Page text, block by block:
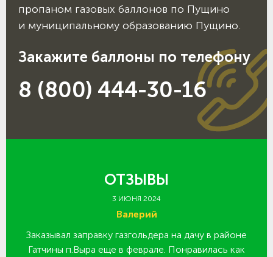
пропаном газовых баллонов по Пущино
и муниципальному образованию Пущино.
Закажите баллоны по телефону
8 (800) 444-30-16
ОТЗЫВЫ
3 ИЮНЯ 2024
Валерий
Заказывал заправку газгольдера на дачу в районе
Гатчины п.Выра еще в феврале. Понравилась как